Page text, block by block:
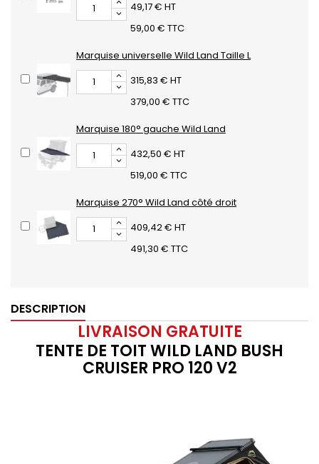
49,17 € HT
59,00 € TTC
Marquise universelle Wild Land Taille L
315,83 € HT
379,00 € TTC
Marquise 180° gauche Wild Land
432,50 € HT
519,00 € TTC
Marquise 270° Wild Land côté droit
409,42 € HT
491,30 € TTC
DESCRIPTION
LIVRAISON GRATUITE
TENTE DE TOIT WILD LAND BUSH
CRUISER PRO 120 V2